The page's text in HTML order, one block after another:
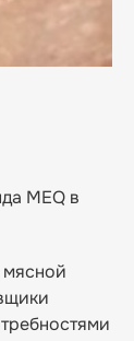
MEQ в
мясной